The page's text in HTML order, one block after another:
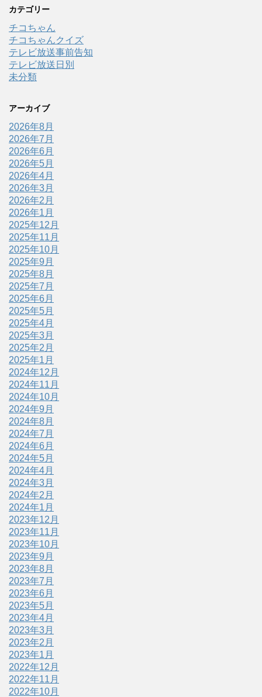
カテゴリー
チコちゃん
チコちゃんクイズ
テレビ放送事前告知
テレビ放送日別
未分類
アーカイブ
2026年8月
2026年7月
2026年6月
2026年5月
2026年4月
2026年3月
2026年2月
2026年1月
2025年12月
2025年11月
2025年10月
2025年9月
2025年8月
2025年7月
2025年6月
2025年5月
2025年4月
2025年3月
2025年2月
2025年1月
2024年12月
2024年11月
2024年10月
2024年9月
2024年8月
2024年7月
2024年6月
2024年5月
2024年4月
2024年3月
2024年2月
2024年1月
2023年12月
2023年11月
2023年10月
2023年9月
2023年8月
2023年7月
2023年6月
2023年5月
2023年4月
2023年3月
2023年2月
2023年1月
2022年12月
2022年11月
2022年10月